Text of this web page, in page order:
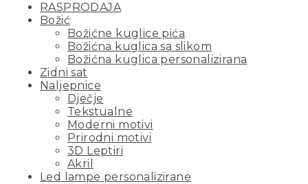
RASPRODAJA
Božić
Božićne kuglice pića
Božićna kuglica sa slikom
Božićna kuglica personalizirana
Zidni sat
Naljepnice
Dječje
Tekstualne
Moderni motivi
Prirodni motivi
3D Leptiri
Akril
Led lampe personalizirane